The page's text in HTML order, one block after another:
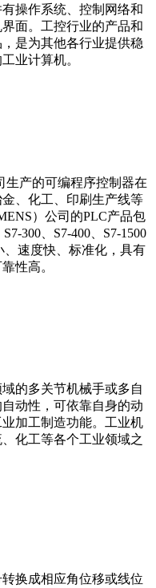
操作系统、控制网络和
面。工控行业的产品和
是为其他各行业提供稳
业计算机。
生产的可编程序控制器在
、化工、印刷生产线等
）公司的PLC产品包
300、S7-400、S7-1500
、速度快、标准化，具有
性高。
的多关节机械手或多自
动性，可依靠自身的动
加工制造功能。工业机
化工等各个工业领域之
换成相应角位移或线位